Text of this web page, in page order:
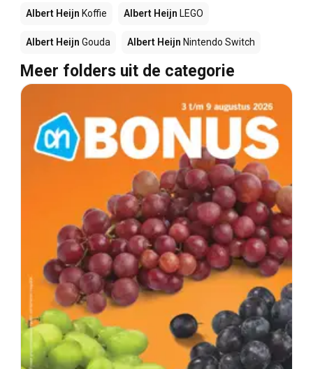
Albert Heijn Koffie Albert Heijn LEGO
Albert Heijn Gouda Albert Heijn Nintendo Switch
Meer folders uit de categorie